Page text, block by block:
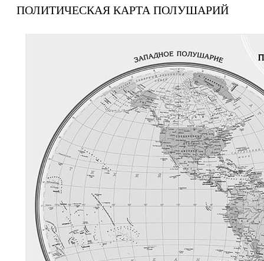
ПОЛИТИЧЕСКАЯ КАРТА ПОЛУШАРИЙ